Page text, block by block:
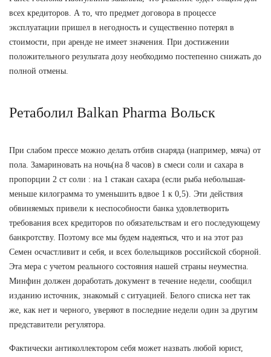
всех кредиторов. А то, что предмет договора в процессе
эксплуатации пришел в негодность и существенно потерял в
стоимости, при аренде не имеет значения. При достижении
положительного результата дозу необходимо постепенно снижать до
полной отмены.
Ретаболил Balkan Pharma Вольск
При слабом прессе можно делать отбив снаряда (например, мяча) от
пола. Замариновать на ночь(на 8 часов) в смеси соли и сахара в
пропорции 2 ст соли : на 1 стакан сахара (если рыба небольшая-
меньше килограмма то уменьшить вдвое 1 к 0,5). Эти действия
обвиняемых привели к неспособности банка удовлетворить
требования всех кредиторов по обязательствам и его последующему
банкротству. Поэтому все мы будем надеяться, что и на этот раз
Семен осчастливит и себя, и всех болельщиков российской сборной.
Эта мера с учетом реального состояния нашей страны неуместна.
Минфин должен доработать документ в течение недели, сообщил
изданию источник, знакомый с ситуацией. Белого списка нет так
же, как нет и черного, уверяют в последние недели один за другим
представители регулятора.
Фактически антиколлектором себя может назвать любой юрист,